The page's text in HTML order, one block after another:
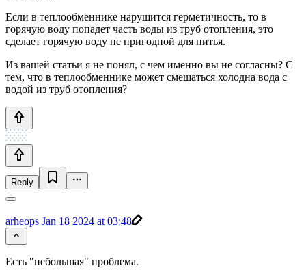
Если в теплообменнике нарушится герметичность, то в
горячую воду попадет часть воды из труб отопления, это
сделает горячую воду не пригодной для питья.
Из вашей статьи я не понял, с чем именно вы не согласны? С
тем, что в теплообменнике может смешаться холодна вода с
водой из труб отопления?
Reply
arheops Jan 18 2024 at 03:48
Есть "небольшая" проблема.